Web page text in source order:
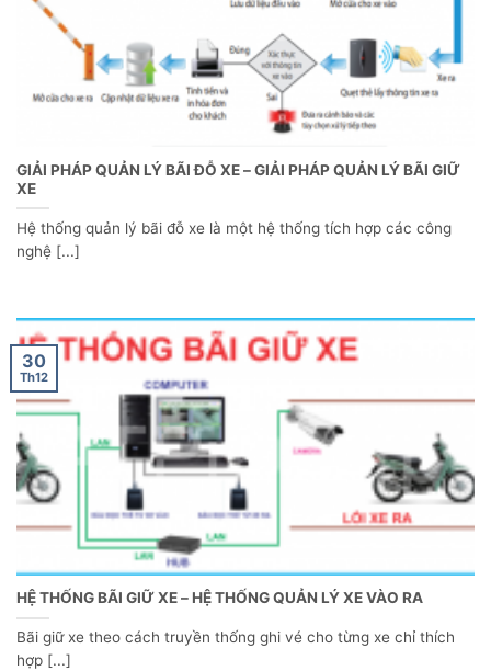
GIẢI PHÁP QUẢN LÝ BÃI ĐỖ XE – GIẢI PHÁP QUẢN LÝ BÃI GIỮ
XE
Hệ thống quản lý bãi đỗ xe là một hệ thống tích hợp các công
nghệ [...]
HỆ THỐNG BÃI GIỮ XE – HỆ THỐNG QUẢN LÝ XE VÀO RA
Bãi giữ xe theo cách truyền thống ghi vé cho từng xe chỉ thích
hợp [...]
30
Th12